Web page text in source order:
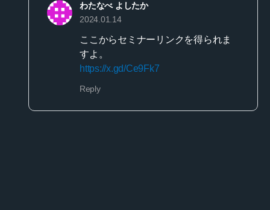
わたなべ よしたか
2024.01.14
ここからセミナーリンクを得られま
すよ。
https://x.gd/Ce9Fk7
Reply